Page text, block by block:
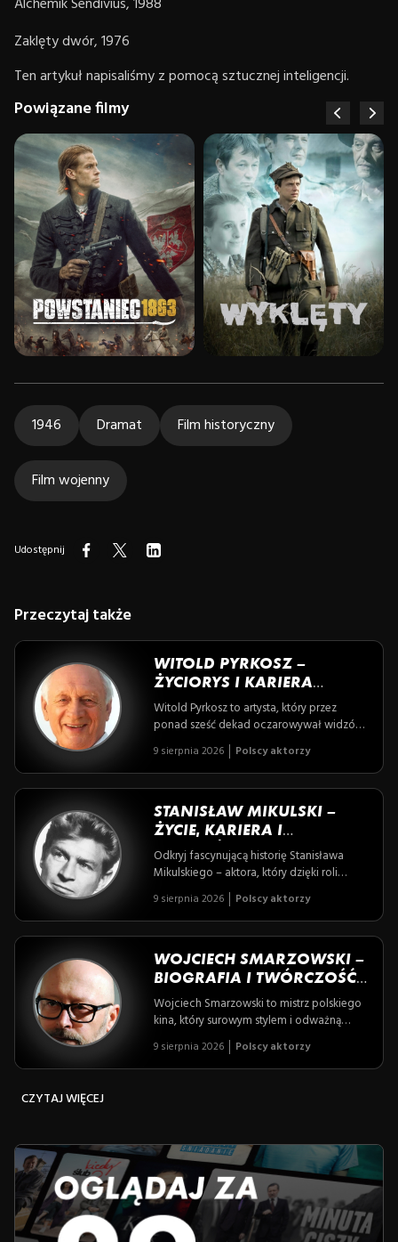
Zaklęty dwór, 1976
Ten artykuł napisaliśmy z pomocą sztucznej inteligencji.
Powiązane filmy
1946 Dramat Film historyczny
Film wojenny
Udostępnij
Przeczytaj także
WITOLD PYRKOSZ –
ŻYCIORYS I KARIERA
WYBITNEGO POLSKIEGO
AKTORA
Witold Pyrkosz to artysta, który przez
ponad sześć dekad oczarowywał widzów
swoimi niezapomnianymi kreacjami – od
bohaterskiego Franka Wichury po
ciepłego Lucjana Mostowiaka. Odkryj
historię człowieka, którego głos i humor
rozbrzmiewały zarówno na dużym ekranie,
jak i w sercach milionów Polaków.
9 sierpnia 2026 Polscy aktorzy
STANISŁAW MIKULSKI –
ŻYCIE, KARIERA I
NAJWAŻNIEJSZE ROLE
Odkryj fascynującą historię Stanisława
Mikulskiego – aktora, który dzięki roli
nieustraszonego Hansa Klossa stał się
legendą polskiego kina i telewizji. Poznaj
kulisy jego niezwykłej kariery, pełnej
artystycznych wyzwań i osobistych
dramatów, które uczyniły go ikoną
pokoleń.
9 sierpnia 2026 Polscy aktorzy
WOJCIECH SMARZOWSKI –
BIOGRAFIA I TWÓRCZOŚĆ
WYBITNEGO POLSKIEGO
REŻYSERA
Wojciech Smarzowski to mistrz polskiego
kina, który surowym stylem i odważną
tematyką rozbija tabu, odsłaniając bolesne
prawdy o historii i współczesności Polski.
Poznaj twórcę, którego filmy poruszają,
9 sierpnia 2026 Polscy aktorzy
CZYTAJ WIĘCEJ